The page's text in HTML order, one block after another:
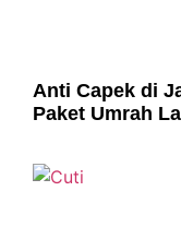
Anti Capek di
Paket Umrah